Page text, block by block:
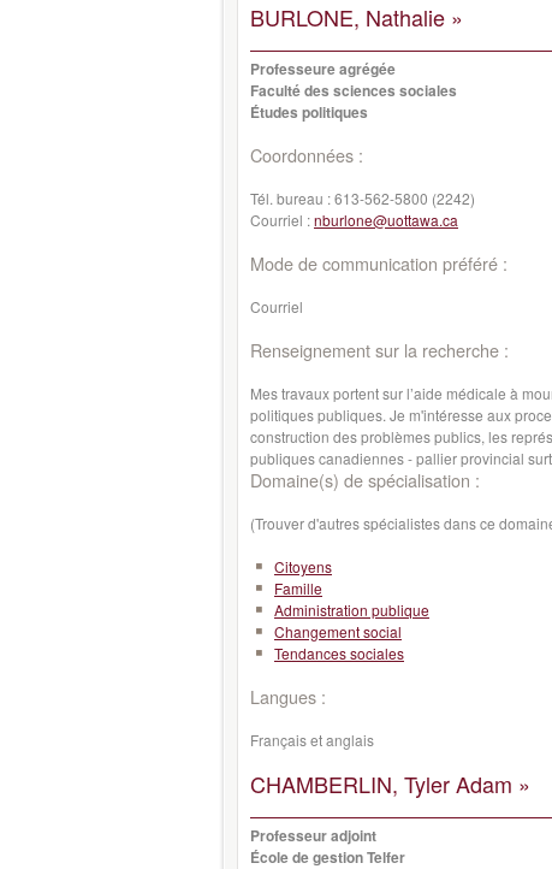
BURLONE, Nathalie »
Professeure agrégée
Faculté des sciences sociales
Études politiques
Coordonnées :
Tél. bureau :613-562-5800 (2242)
Courriel :nburlone@uottawa.ca
Mode de communication préféré :
Courriel
Renseignement sur la recherche :
Mes travaux portent sur l’aide médicale à
politiques publiques. Je m'intéresse aux
construction des problèmes publics, les
publiques canadiennes - pallier provincial
Domaine(s) de spécialisation :
(Trouver d'autres spécialistes dans ce
Citoyens
Famille
Administration publique
Changement social
Tendances sociales
Langues :
Français et anglais
CHAMBERLIN, Tyler Adam »
Professeur adjoint
École de gestion Telfer